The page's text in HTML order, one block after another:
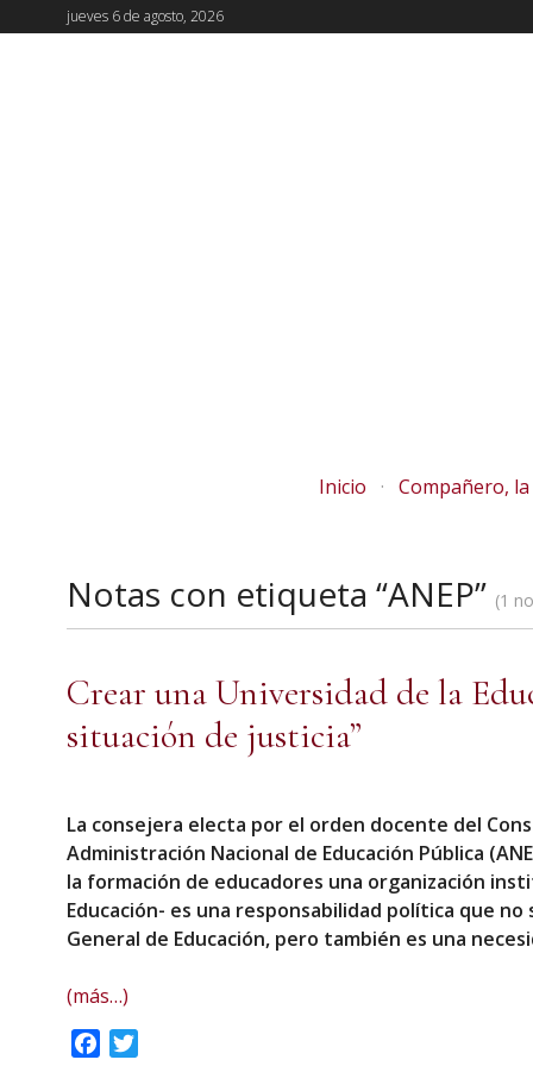
jueves 6 de agosto, 2026
Inicio Compañero,
Notas con etiqueta “ANEP” 1
Crear una Universidad de la
situación de justicia”
La consejera electa por el orden docente del
Administración Nacional de Educación Pública
la formación de educadores una organización
Educación- es una responsabilidad política que
General de Educación, pero también es una
(más…)
Facebook